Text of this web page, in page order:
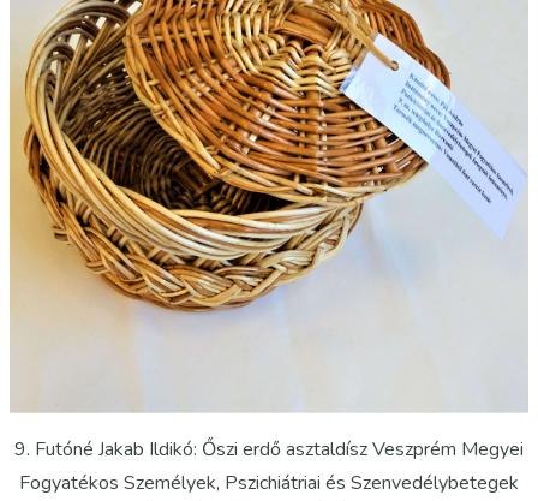
9. Futóné Jakab Ildikó: Őszi erdő asztaldísz Veszprém Megyei
Fogyatékos Személyek, Pszichiátriai és Szenvedélybetegek